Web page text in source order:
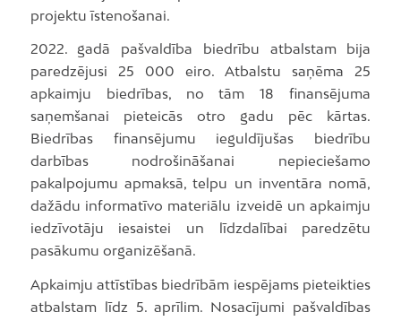
projektu īstenošanai.
2022. gadā pašvaldība biedrību atbalstam bija
paredzējusi 25 000 eiro. Atbalstu saņēma 25
apkaimju biedrības, no tām 18 finansējuma
saņemšanai pieteicās otro gadu pēc kārtas.
Biedrības finansējumu ieguldījušas biedrību
darbības nodrošināšanai nepieciešamo
pakalpojumu apmaksā, telpu un inventāra nomā,
dažādu informatīvo materiālu izveidē un apkaimju
iedzīvotāju iesaistei un līdzdalībai paredzētu
pasākumu organizēšanā.
Apkaimju attīstības biedrībām iespējams pieteikties
atbalstam līdz 5. aprīlim. Nosacījumi pašvaldības